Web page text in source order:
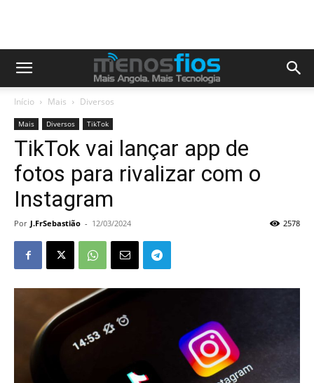
Início Mais Diversos
Mais Diversos TikTok
TikTok vai lançar app de
fotos para rivalizar com o
Instagram
Por J.FrSebastião - 12/03/2024 2578